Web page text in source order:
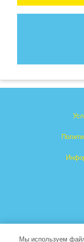
Мы используем